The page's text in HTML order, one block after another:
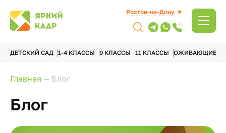
Ростов-на-Дону
ДЕТСКИЙ САД 1-4 КЛАССЫ 9 КЛАССЫ 11 КЛАССЫ ОЖИВАЮЩИЕ
Главная — Блог
Блог